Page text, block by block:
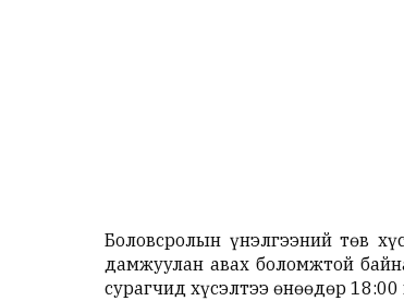
Боловсролын үнэлгээний төв
дамжуулан авах боломжтой
сурагчид хүсэлтээ өнөөдөр